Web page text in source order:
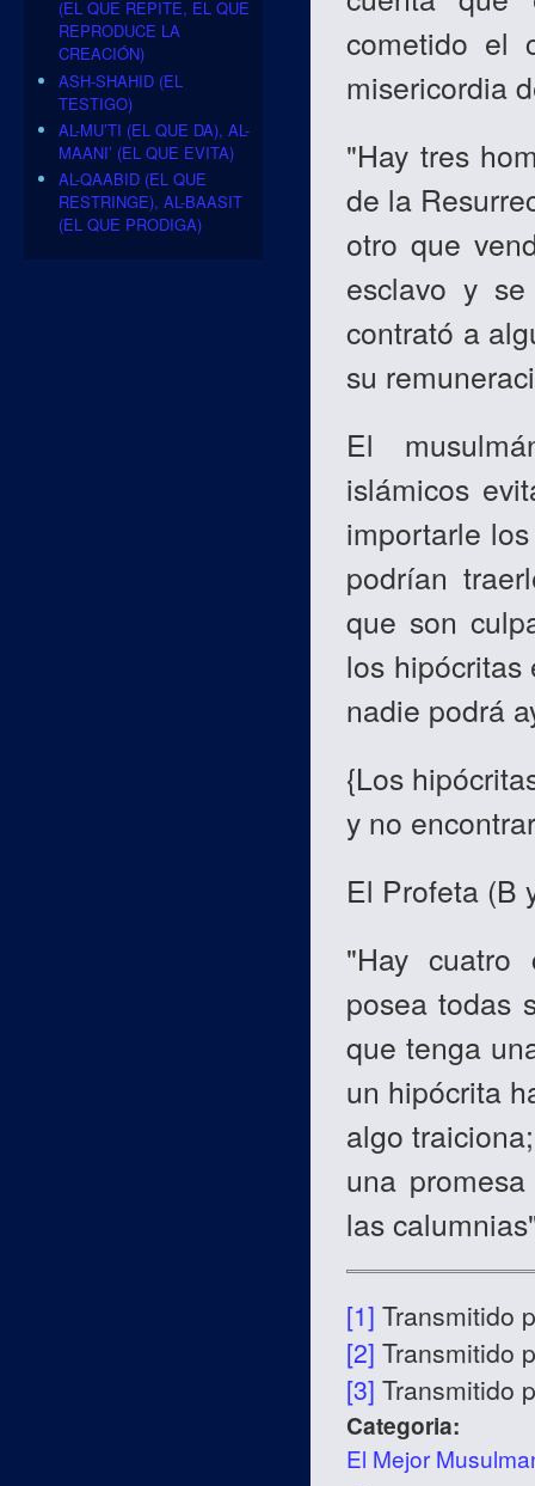
cometido el
misericordia
"Hay tres
de la
otro que
esclavo y
contrató a
su
El
islámicos
importarle
podrían
que son
los
nadie podrá
{Los
y no
El Profeta (B
"Hay cuatro
posea todas
que tenga
un hipócrita
algo
una
las
[1] Transmitido
[2] Transmitido
[3] Transmitido
Categoria:
El Mejor
(EL QUE REPITE, EL QUE
REPRODUCE LA
CREACIÓN)
ASH-SHAHID (EL
TESTIGO)
AL-MU’TI (EL QUE DA), AL-
MAANI’ (EL QUE EVITA)
AL-QAABID (EL QUE
RESTRINGE), AL-BAASIT
(EL QUE PRODIGA)